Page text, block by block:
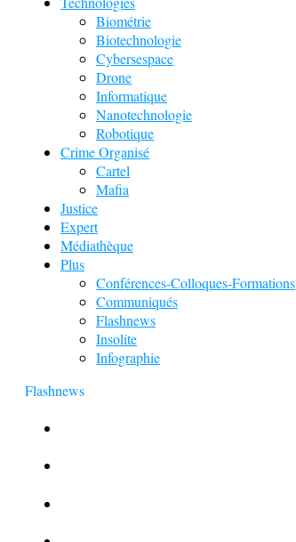
Biométrie
Biotechnologie
Cybersespace
Drone
Informatique
Nanotechnologie
Robotique
Crime Organisé
Cartel
Mafia
Justice
Expert
Médiathèque
Plus
Conférences-Colloques-Formations
Communiqués
Flashnews
Insolite
Infographie
Flashnews